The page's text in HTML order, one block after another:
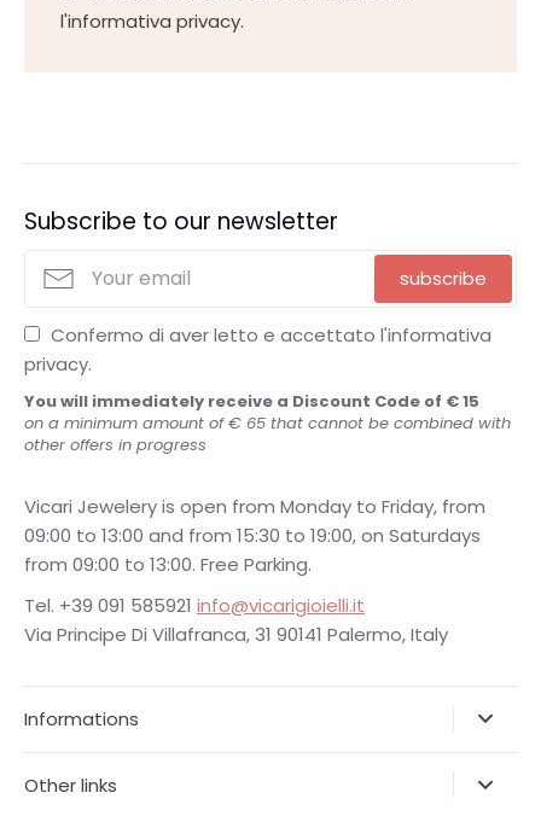
l'informativa privacy.
Subscribe to our newsletter
subscribe
Confermo di aver letto e accettato l'informativa
privacy.
You will immediately receive a Discount Code of € 15
on a minimum amount of € 65 that cannot be combined with
other offers in progress
Vicari Jewelery is open from Monday to Friday, from
09:00 to 13:00 and from 15:30 to 19:00, on Saturdays
from 09:00 to 13:00. Free Parking.
Tel. +39 091 585921 info@vicarigioielli.it
Via Principe Di Villafranca, 31 90141 Palermo, Italy
Informations
Other links